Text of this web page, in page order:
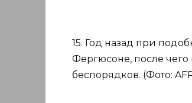
15. Год назад при
Фергюсоне, после чего
беспорядков. (Фото: